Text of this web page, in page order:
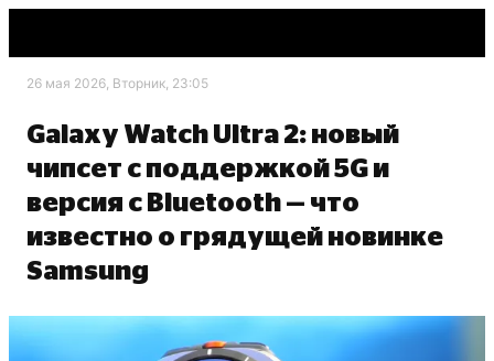
26 мая 2026, Вторник, 23:05
Galaxy Watch Ultra 2: новый
чипсет с поддержкой 5G и
версия с Bluetooth — что
известно о грядущей новинке
Samsung